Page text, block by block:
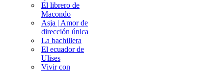
El librero de
Macondo
Asja | Amor de
dirección única
La bachillera
El ecuador de
Ulises
Vivir con